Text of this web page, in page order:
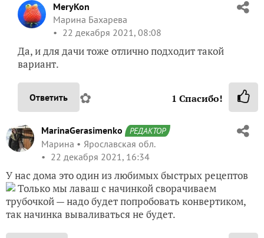
MeryKon
Марина Бахарева
22 декабря 2021, 08:08
Да, и для дачи тоже отлично подходит такой
вариант.
Ответить ✿ 1 Спасибо!
MarinaGerasimenko РЕДАКТОР
Марина
Ярославская обл.
22 декабря 2021, 16:34
У нас дома это один из любимых быстрых рецептов
Только мы лаваш с начинкой сворачиваем
трубочкой — надо будет попробовать конвертиком,
так начинка вываливаться не будет.